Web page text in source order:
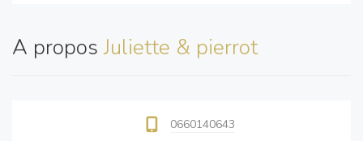
A proposJuliette & pierrot
0660140643